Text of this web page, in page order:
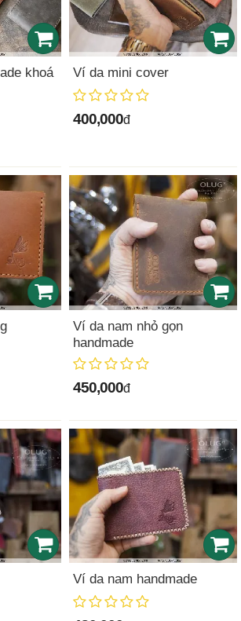
khoá
Ví da mini cover
400,000đ
Ví da nam nhỏ gọn
handmade
450,000đ
Ví da nam handmade